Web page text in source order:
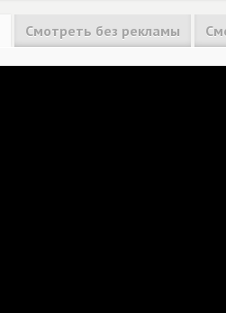
Смотреть без рекламы